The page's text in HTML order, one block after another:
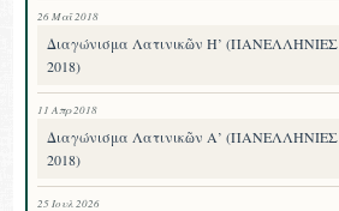
26 Μαΐ 2018
Διαγώνισμα Λατινικῶν Η’ (ΠΑΝΕΛΛΗΝΙΕΣ
2018)
11 Απρ 2018
Διαγώνισμα Λατινικῶν Α’ (ΠΑΝΕΛΛΗΝΙΕΣ
2018)
25 Ιουλ 2026